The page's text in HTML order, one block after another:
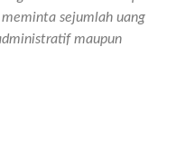
sejumlah uang
maupun